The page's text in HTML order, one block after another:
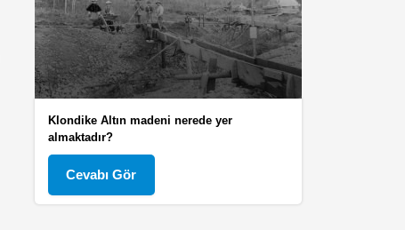
Klondike Altın madeni nerede yer
almaktadır?
Cevabı Gör